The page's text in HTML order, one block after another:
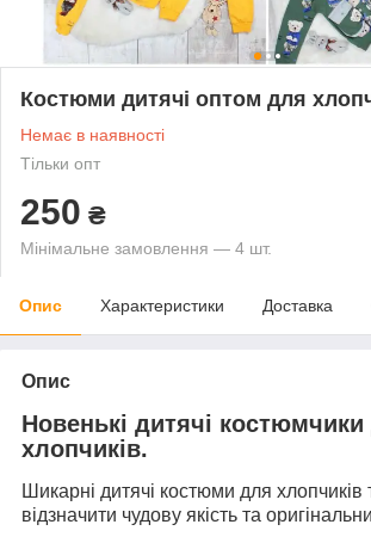
Костюми дитячі оптом для
Немає в наявності
Тільки опт
250 ₴
Мінімальне замовлення — 4 шт.
Опис Характеристики Доставка
Опис
Новенькі дитячі
хлопчиків.
Шикарні дитячі костюми для хлопчиків
відзначити чудову якість та